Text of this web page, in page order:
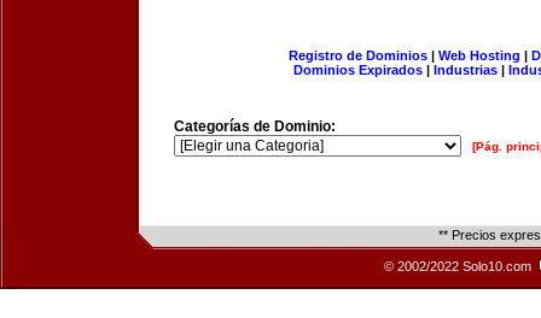
Registro de Dominios| Web Hosting |
Dominios Expirados | Industrias |
Categorías de Dominio:
[Pág.
** Precios
© 2002/2022 Solo10.com